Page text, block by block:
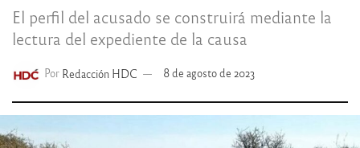
El perfil del acusado se construirá mediante la
lectura del expediente de la causa
Por Redacción HDC 8 de agosto de 2023